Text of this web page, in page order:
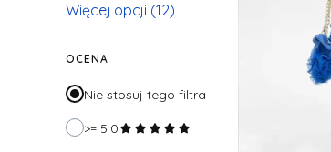
Więcej opcji (12)
OCENA
Nie stosuj tego filtra
>= 5.0